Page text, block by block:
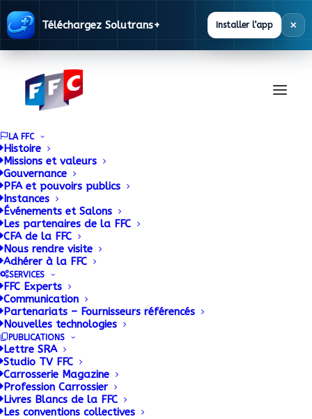
Téléchargez Solutrans+ Installer l’app ×
LA FFC
Histoire
Missions et valeurs
Gouvernance
PFA et pouvoirs publics
Instances
Événements et Salons
Les partenaires de la FFC
CFA de la FFC
Nous rendre visite
Adhérer à la FFC
SERVICES
FFC Experts
Communication
Partenariats – Fournisseurs référencés
Nouvelles technologies
PUBLICATIONS
Lettre SRA
Studio TV FFC
Carrosserie Magazine
Profession Carrossier
Livres Blancs de la FFC
Les conventions collectives
Documentation
La FFC met à disposition des ses adhérents
une base documentaire alimentée en